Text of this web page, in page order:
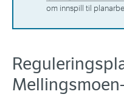
om innspill til